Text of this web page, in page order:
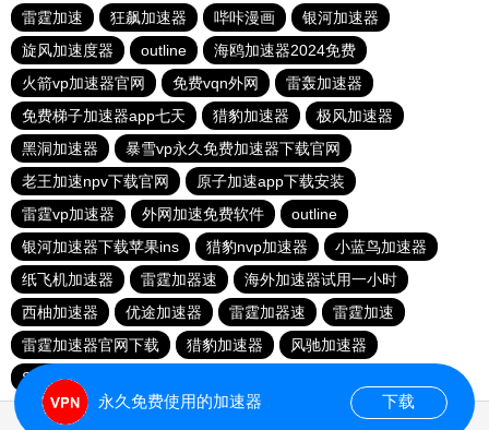
雷霆加速
狂飙加速器 哔咔漫画
银河加速器
旋风加速度器
outline
海鸥加速器2024免费
火箭vp加速器官网
免费vqn外网
雷轰加速器
免费梯子加速器app七天
猎豹加速器
极风加速器
黑洞加速器
暴雪vp永久免费加速器下载官网
老王加速npv下载官网
原子加速app下载安装
雷霆vp加速器
外网加速免费软件
outline
银河加速器下载苹果ins
猎豹nvp加速器
小蓝鸟加速器
纸飞机加速器
雷霆加器速
海外加速器试用一小时
西柚加速器
优途加速器 雷霆加器速
雷霆加速
雷霆加速器官网下载
猎豹加速器
风驰加速器
Sockboom
永久免费使用的加速器 下载